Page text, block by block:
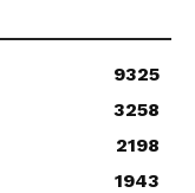
9325
3258
2198
1943